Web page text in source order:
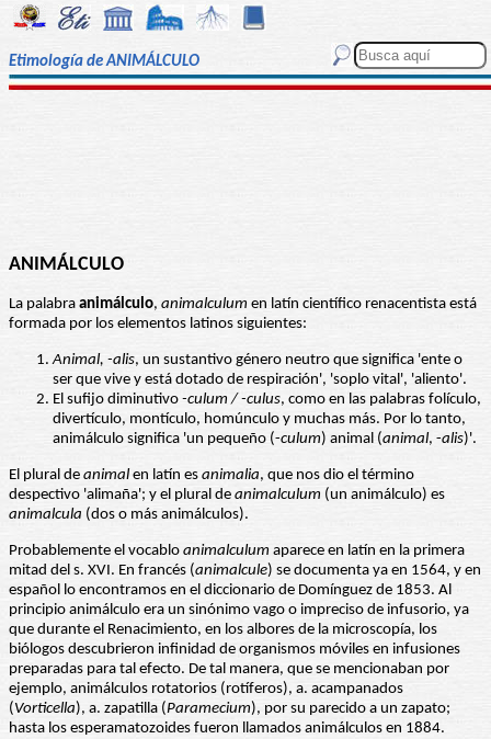
Etimología de ANIMÁLCULO
ANIMÁLCULO
La palabra animálculo, animalculum en latín científico renacentista está
formada por los elementos latinos siguientes:
Animal, -alis, un sustantivo género neutro que significa 'ente o
ser que vive y está dotado de respiración', 'soplo vital', 'aliento'.
El sufijo diminutivo -culum / -culus, como en las palabras folículo,
divertículo, montículo, homúnculo y muchas más. Por lo tanto,
animálculo significa 'un pequeño (-culum) animal (animal, -alis)'.
El plural de animal en latín es animalia, que nos dio el término
despectivo 'alimaña'; y el plural de animalculum (un animálculo) es
animalcula (dos o más animálculos).
Probablemente el vocablo animalculum aparece en latín en la primera
mitad del s. XVI. En francés (animalcule) se documenta ya en 1564, y en
español lo encontramos en el diccionario de Domínguez de 1853. Al
principio animálculo era un sinónimo vago o impreciso de infusorio, ya
que durante el Renacimiento, en los albores de la microscopía, los
biólogos descubrieron infinidad de organismos móviles en infusiones
preparadas para tal efecto. De tal manera, que se mencionaban por
ejemplo, animálculos rotatorios (rotíferos), a. acampanados
(Vorticella), a. zapatilla (Paramecium), por su parecido a un zapato;
hasta los esperamatozoides fueron llamados animálculos en 1884.